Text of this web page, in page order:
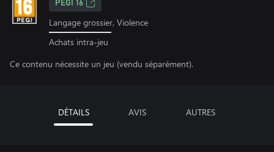
PEGI 16
Langage grossier, Violence
Achats intra-jeu
Ce contenu nécessite un jeu (vendu séparément).
DÉTAILS AVIS AUTRES